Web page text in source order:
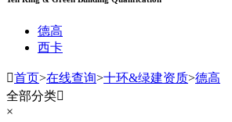
德高
西卡
首页>在线查询>十环&绿建资质>德高
全部分类
×